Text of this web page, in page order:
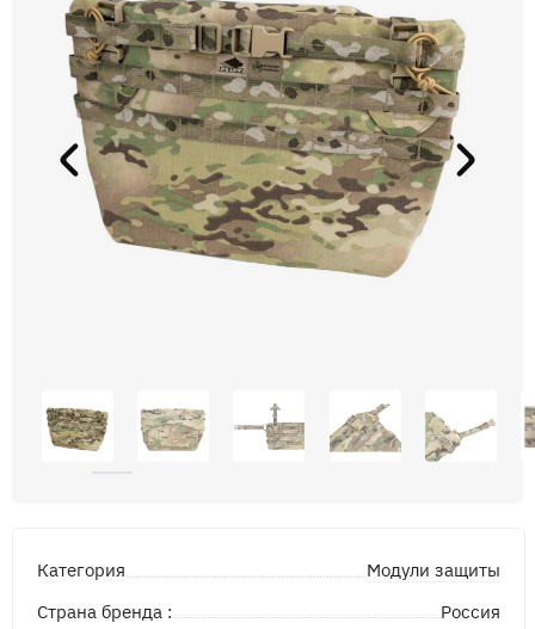
Категория
Модули защиты
Страна бренда :
Россия